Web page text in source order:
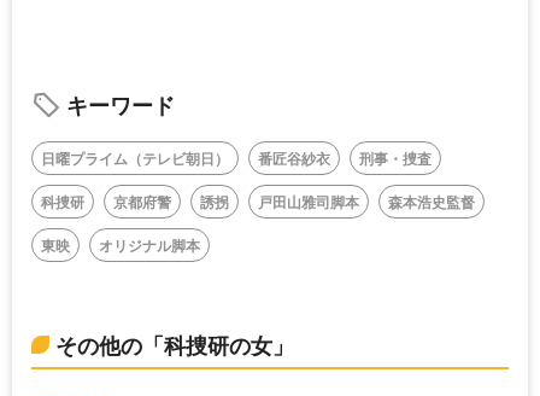
キーワード
日曜プライム（テレビ朝日） 番匠谷紗衣
刑事・捜査
科捜研
京都府警 誘拐 戸田山雅司脚本
森本浩史監督
東映
オリジナル脚本
その他の「科捜研の女」